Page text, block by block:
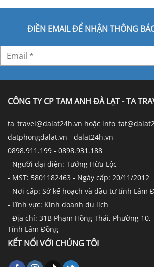
ĐIỀN EMAIL ĐỂ NHẬN THÔNG
CÔNG TY CP TAM ANH ĐÀ LẠT - TA
ta_travel@dalat24h.vn hoặc
datphongdalat.vn - dalat24h.vn
0898.911.199 - 0898.931.188
- Người đại diện: Tưởng Hữu Lộc
- MST: 5801182463 - Ngày cấp: 20/11/2012
- Nơi cấp: Sở kế hoạch và đầu tư tỉnh Lâm
- Lĩnh vực: Kinh doanh du lịch
- Địa chỉ: 31B Phạm Hồng Thái, Phường
Tỉnh Lâm Đồng
KẾT NỐI VỚI CHÚNG TÔI